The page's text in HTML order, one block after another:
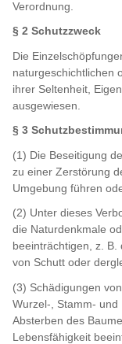
Verordnung.
§ 2 Schutzzweck
Die
naturgeschichtlichen
ihrer Seltenheit,
ausgewiesen.
§ 3
(1) Die Beseitigung
zu einer Zerstörung
Umgebung führen
(2) Unter dieses
die Naturdenkmale
beeinträchtigen, z. B.
von Schutt oder
(3) Schädigungen
Wurzel-, Stamm-
Absterben des
Lebensfähigkeit